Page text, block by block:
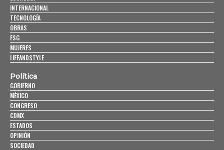
INTERNACIONAL
TECNOLOGÍA
OBRAS
ESG
MUJERES
LIFEANDSTYLE
Política
GOBIERNO
MÉXICO
CONGRESO
CDMX
ESTADOS
OPINIÓN
SOCIEDAD